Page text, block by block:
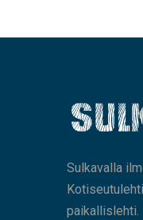
Sulkavalla
paikallislehti.